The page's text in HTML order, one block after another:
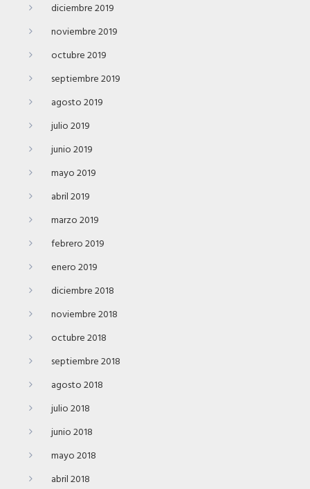
diciembre 2019
noviembre 2019
octubre 2019
septiembre 2019
agosto 2019
julio 2019
junio 2019
mayo 2019
abril 2019
marzo 2019
febrero 2019
enero 2019
diciembre 2018
noviembre 2018
octubre 2018
septiembre 2018
agosto 2018
julio 2018
junio 2018
mayo 2018
abril 2018